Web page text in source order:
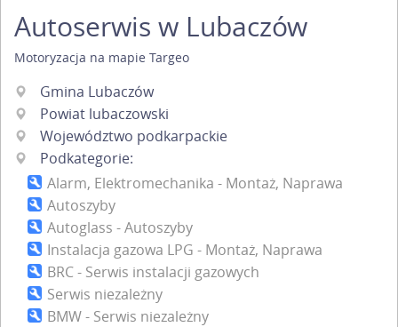
Autoserwis w Lubaczów
Motoryzacja na mapie Targeo
Gmina Lubaczów
Powiat lubaczowski
Województwo podkarpackie
Podkategorie:
Alarm, Elektromechanika - Montaż, Naprawa
Autoszyby
Autoglass - Autoszyby
Instalacja gazowa LPG - Montaż, Naprawa
BRC - Serwis instalacji gazowych
Serwis niezależny
BMW - Serwis niezależny